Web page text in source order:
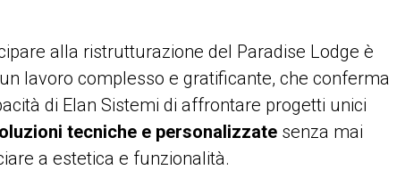
alla ristrutturazione del Paradise Lodge è
lavoro complesso e gratificante, che conferma
di Elan Sistemi di affrontare progetti unici
tecniche e personalizzate senza mai
a estetica e funzionalità.